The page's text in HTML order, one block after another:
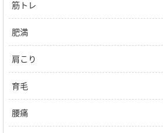
筋トレ
肥満
肩こり
育毛
腰痛